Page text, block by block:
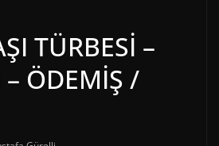
TÜRBESİ –
ÖDEMİŞ /